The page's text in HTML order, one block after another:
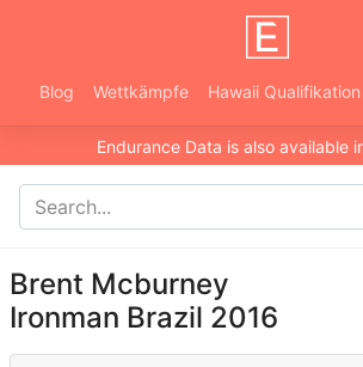
Blog Wettkämpfe Hawaii Qualifikation
Endurance Data is also available
Brent Mcburney
Ironman Brazil 2016